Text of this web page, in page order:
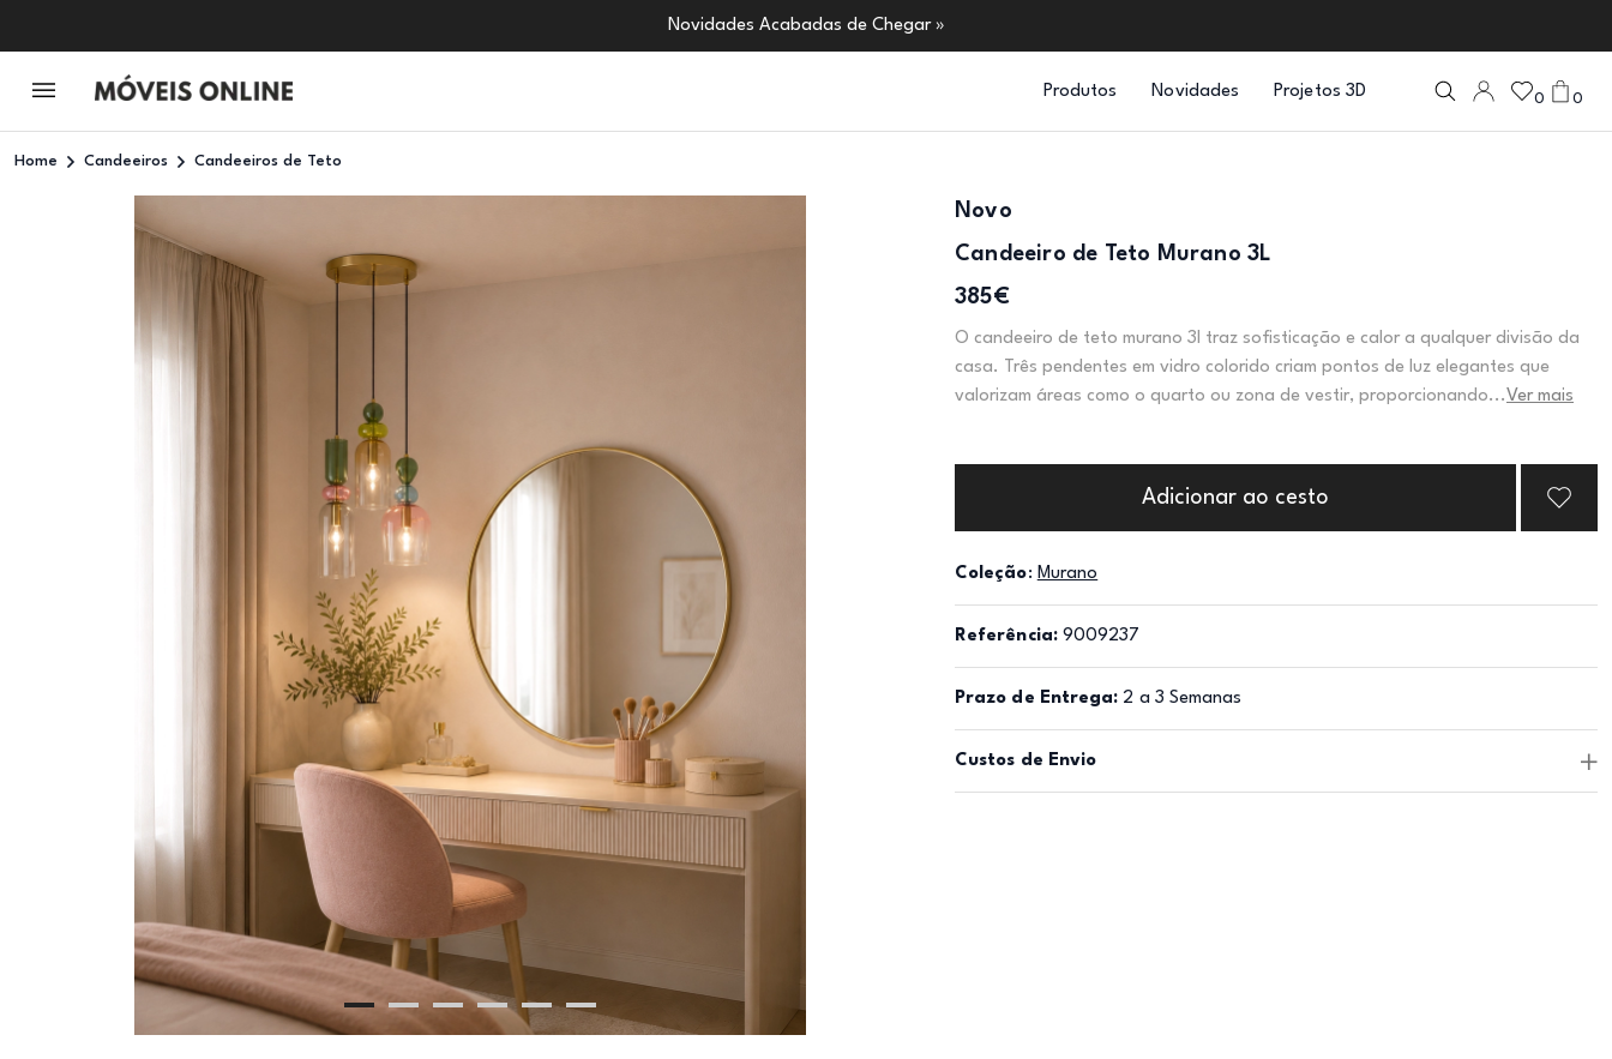
Novidades Acabadas de Chegar »
Produtos Novidades Projetos 3D 0 0
Home Candeeiros Candeeiros de Teto
Novo
Candeeiro de Teto Murano 3L
385€
O candeeiro de teto murano 3l traz sofisticação e calor a qualquer divisão da
casa. Três pendentes em vidro colorido criam pontos de luz elegantes que
valorizam áreas como o quarto ou zona de vestir, proporcionando... Ver mais
Adicionar ao cesto
Coleção: Murano
Referência: 9009237
Prazo de Entrega: 2 a 3 Semanas
Custos de Envio